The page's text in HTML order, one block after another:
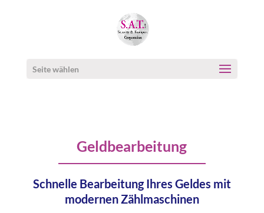
Seite wählen
Geldbearbeitung
Schnelle Bearbeitung Ihres Geldes mit
modernen Zählmaschinen